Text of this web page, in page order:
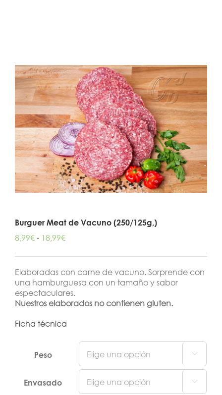
Burguer Meat de Vacuno (250/125g,)
8,99€- 18,99€Rango
precios:
desde
8,99€
hasta
18,99€
Elaboradas con carne de vacuno. Sorprende con
una hamburguesa con un tamaño y sabor
espectaculares.
Nuestros elaborados no contienen gluten.
Ficha técnica
Peso 
Envasado 